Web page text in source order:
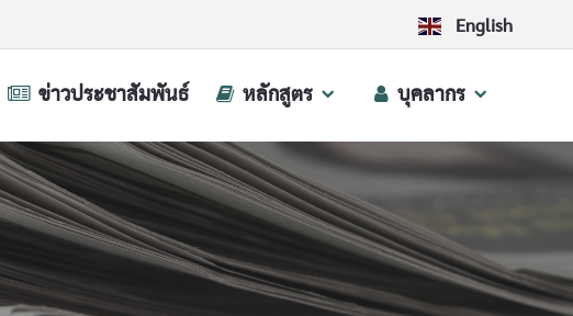
English
ข่าวประชาสัมพันธ์ หลักสูตร บุคลากร